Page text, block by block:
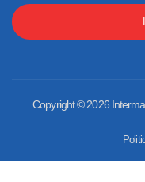
Copyright © 2026